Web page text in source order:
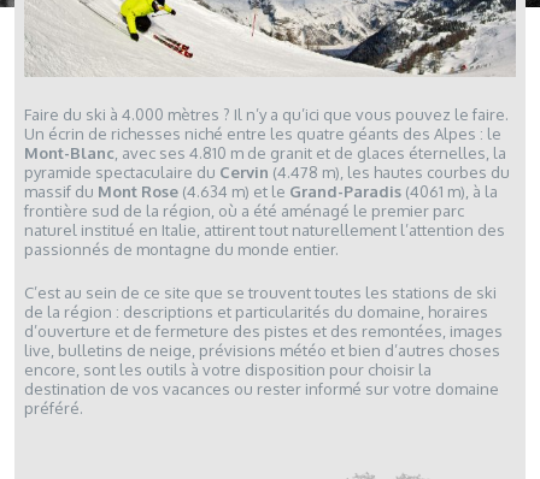
Faire du ski à 4.000 mètres ? Il n’y a qu’ici que vous pouvez le faire.
Un écrin de richesses niché entre les quatre géants des Alpes : le
Mont-Blanc , avec ses 4.810 m de granit et de glaces éternelles, la
pyramide spectaculaire du Cervin (4.478 m), les hautes courbes du
massif du Mont Rose (4.634 m) et le Grand-Paradis (4061 m), à la
frontière sud de la région, où a été aménagé le premier parc
naturel institué en Italie, attirent tout naturellement l’attention des
passionnés de montagne du monde entier.
C’est au sein de ce site que se trouvent toutes les stations de ski
de la région : descriptions et particularités du domaine, horaires
d’ouverture et de fermeture des pistes et des remontées, images
live, bulletins de neige, prévisions météo et bien d’autres choses
encore, sont les outils à votre disposition pour choisir la
destination de vos vacances ou rester informé sur votre domaine
préféré.